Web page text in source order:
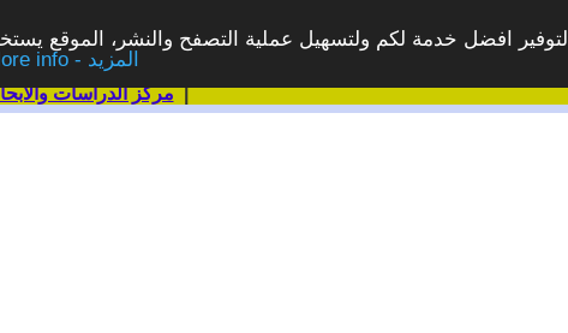
لتوفير افضل خدمة لكم ولتسهيل عملية التصفح والنشر، الموقع
More info - المزيد
مركز الدراسات|